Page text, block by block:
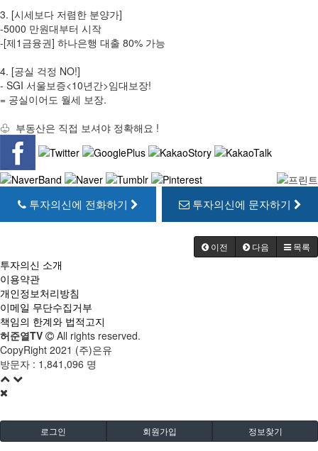
3. [시세보다 저렴한 분양가]
-5000 만원대부터 시작
-[제1금융권] 하나은행 대출 80% 가능
4. [공실 걱정 NO!]
- SGI 서울보증<10년간>임대보장!
= 공실이어도 월세 보장.
♧ 부동산은 직접 보셔야 정확해요 !
투자의신에 전화하기 투자의신에 문자하기
이전 다음 목록
투자의신 소개
이용약관
개인정보처리방침
이메일 무단수집거부
책임의 한계와 법적고지
허준열TV
All rights reserved.
CopyRight 2021 (주)은유
방문자 : 1,841,096 명
로그인 회원가입 정보찾기